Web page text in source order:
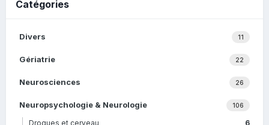
Catégories
11
Divers
22
Gériatrie
26
Neurosciences
106
Neuropsychologie & Neurologie
6
Drogues et cerveau